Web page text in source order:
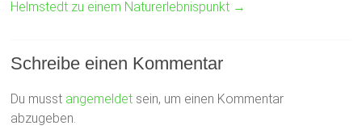
Helmstedt zu einem Naturerlebnispunkt →
Schreibe einen Kommentar
Du musst angemeldet sein, um einen Kommentar
abzugeben.